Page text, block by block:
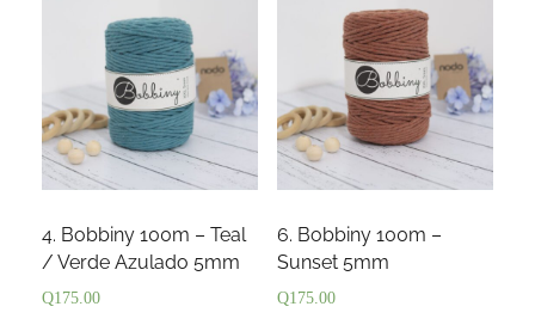
4. Bobbiny 100m – Teal
/ Verde Azulado 5mm
Q175.00
6. Bobbiny 100m –
Sunset 5mm
Q175.00